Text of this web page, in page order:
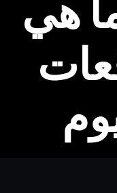
فما هي